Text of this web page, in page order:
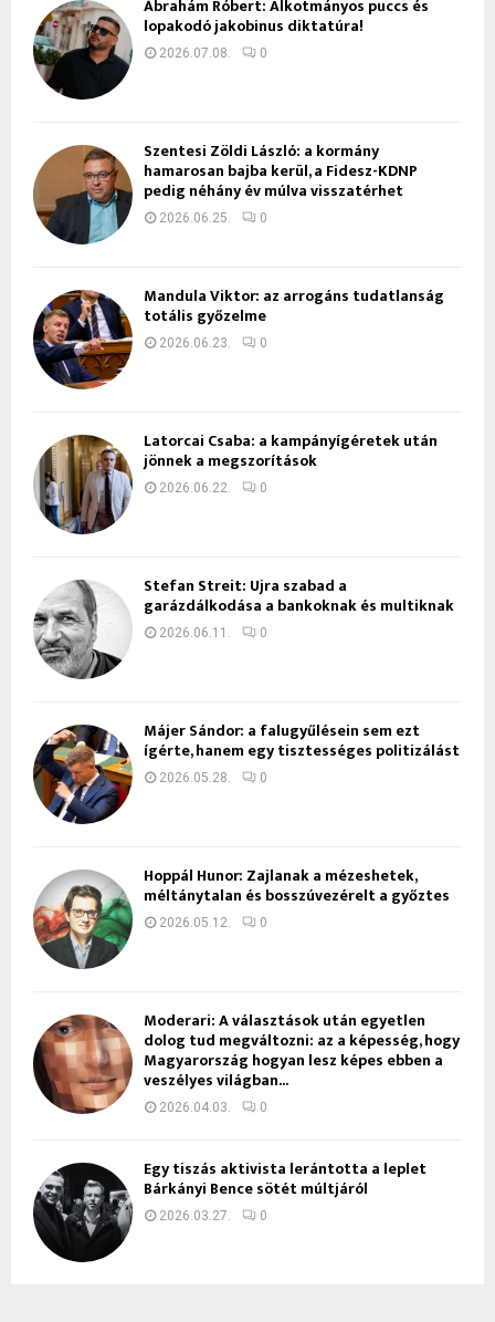
Ábrahám Róbert: Alkotmányos puccs és
lopakodó jakobinus diktatúra!
2026.07.08. 0
Szentesi Zöldi László: a kormány
hamarosan bajba kerül, a Fidesz-KDNP
pedig néhány év múlva visszatérhet
2026.06.25. 0
Mandula Viktor: az arrogáns tudatlanság
totális győzelme
2026.06.23. 0
Latorcai Csaba: a kampányígéretek után
jönnek a megszorítások
2026.06.22. 0
Stefan Streit: Újra szabad a
garázdálkodása a bankoknak és multiknak
2026.06.11. 0
Májer Sándor: a falugyűlésein sem ezt
ígérte, hanem egy tisztességes politizálást
2026.05.28. 0
Hoppál Hunor: Zajlanak a mézeshetek,
méltánytalan és bosszúvezérelt a győztes
2026.05.12. 0
Moderari: A választások után egyetlen
dolog tud megváltozni: az a képesség, hogy
Magyarország hogyan lesz képes ebben a
veszélyes világban...
2026.04.03. 0
Egy tiszás aktivista lerántotta a leplet
Bárkányi Bence sötét múltjáról
2026.03.27. 0